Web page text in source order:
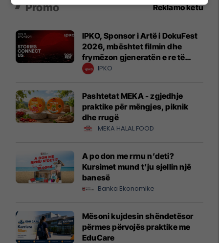
Promo Reklamo këtu
IPKO, Sponsor i Artë i DokuFest
2026, mbështet filmin dhe
frymëzon gjeneratën e re të
krijuesve
IPKO
Pashtetat MEKA - zgjedhje
praktike për mëngjes, piknik
dhe rrugë
MEKA HALAL FOOD
A po don me rrnu n’deti?
Kursimet mund t’ju sjellin një
banesë
Banka Ekonomike
Mësoni kujdesin shëndetësor
përmes përvojës praktike me
EduCare